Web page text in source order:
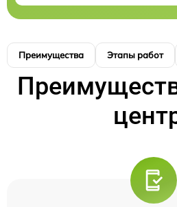
Преимущества Этапы работ